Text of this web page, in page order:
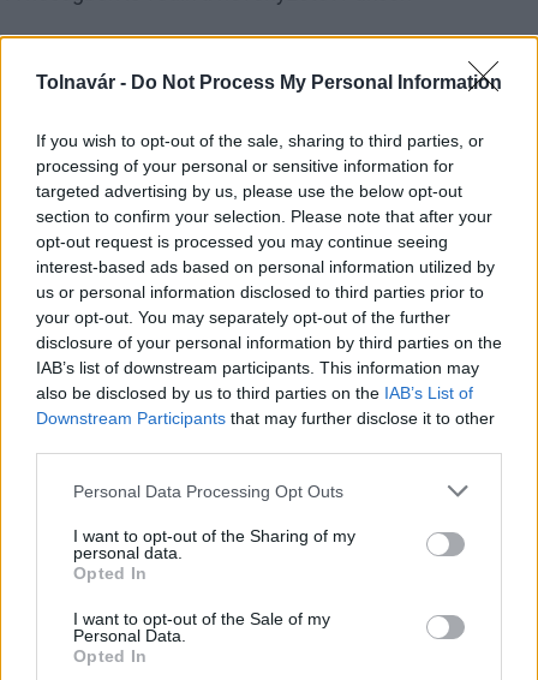
Tolnavár - Do Not Process My Personal Information
If you wish to opt-out of the sale, sharing to third parties, or
processing of your personal or sensitive information for
targeted advertising by us, please use the below opt-out
section to confirm your selection. Please note that after your
opt-out request is processed you may continue seeing
interest-based ads based on personal information utilized by
us or personal information disclosed to third parties prior to
your opt-out. You may separately opt-out of the further
disclosure of your personal information by third parties on the
IAB’s list of downstream participants. This information may
also be disclosed by us to third parties on the IAB’s List of
Downstream Participants that may further disclose it to other
Please note that this website/app uses one or more Google
not limited to your visit or usage behaviour. You may click to
grant or deny consent to Google and its third-party tags to
use your data for below specified purposes in below Google
consent section.
Personal Data Processing Opt Outs
I want to opt-out of the Sharing of my
personal data.
Opted In
I want to opt-out of the Sale of my
Personal Data.
Opted In
MAGYAR ÉPÍTŐK
Mi épül?
Belváros-Lipótváros
Város-Teampannon Kereskedelmi és Szolgáltató Kft.
Újragondolják Lipótváros rejtett, zöld parkját